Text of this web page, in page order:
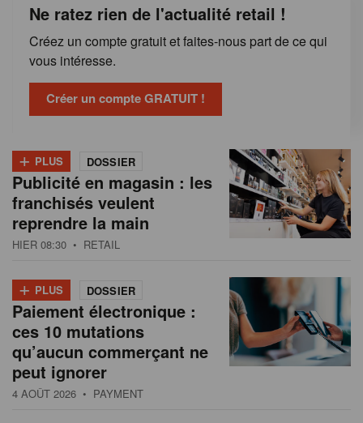
Ne ratez rien de l'actualité retail !
Créez un compte gratuit et faites-nous part de ce qui
vous intéresse.
Créer un compte GRATUIT !
+ PLUS DOSSIER
Publicité en magasin : les
franchisés veulent
reprendre la main
HIER 08:30 • RETAIL
+ PLUS DOSSIER
Paiement électronique :
ces 10 mutations
qu’aucun commerçant ne
peut ignorer
4 AOÛT 2026 • PAYMENT